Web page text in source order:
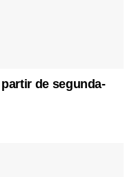
de segunda-